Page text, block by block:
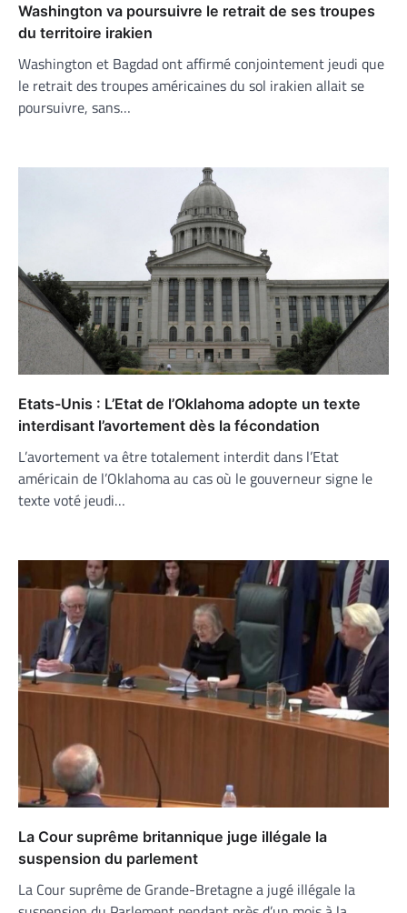
Washington va poursuivre le retrait de ses troupes
du territoire irakien
Washington et Bagdad ont affirmé conjointement jeudi que
le retrait des troupes américaines du sol irakien allait se
poursuivre, sans…
Etats-Unis : L’Etat de l’Oklahoma adopte un texte
interdisant l’avortement dès la fécondation
L’avortement va être totalement interdit dans l’Etat
américain de l’Oklahoma au cas où le gouverneur signe le
texte voté jeudi…
La Cour suprême britannique juge illégale la
suspension du parlement
La Cour suprême de Grande-Bretagne a jugé illégale la